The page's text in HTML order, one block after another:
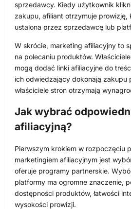
sprzedawcy. Kiedy użytkownik
zakupu, afiliant otrzymuje prowizję,
ustalona przez sprzedawcę lub
W skrócie, marketing afiliacyjny to
na polecaniu produktów.
mogą dodać linki afiliacyjne do
ich odwiedzający dokonają zakupu
właściciele stron otrzymają
Jak wybrać
afiliacyjną?
Pierwszym krokiem w rozpoczęciu
marketingiem afiliacyjnym jest
oferuje programy partnerskie.
platformy ma ogromne znaczenie,
dostępności produktów, łatwości
wysokości prowizji.